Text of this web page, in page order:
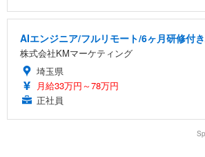
AIエンジニア/フルリモート/6ヶ月研修付
株式会社KMマーケティング
埼玉県
月給33万円～78万円
正社員